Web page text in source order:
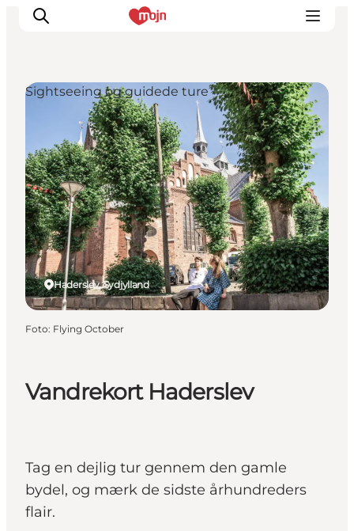
Oplevelser
Byer & Steder
Det sker
Overnatning
Planlæg din ferie
Booking
Vandrekort Haderslev
Tag en dejlig tur gennem den gamle
bydel, og mærk de sidste århundreders
flair.
Haderslev, Sydjylland
Sightseeing og guidede ture
Foto: Flying October